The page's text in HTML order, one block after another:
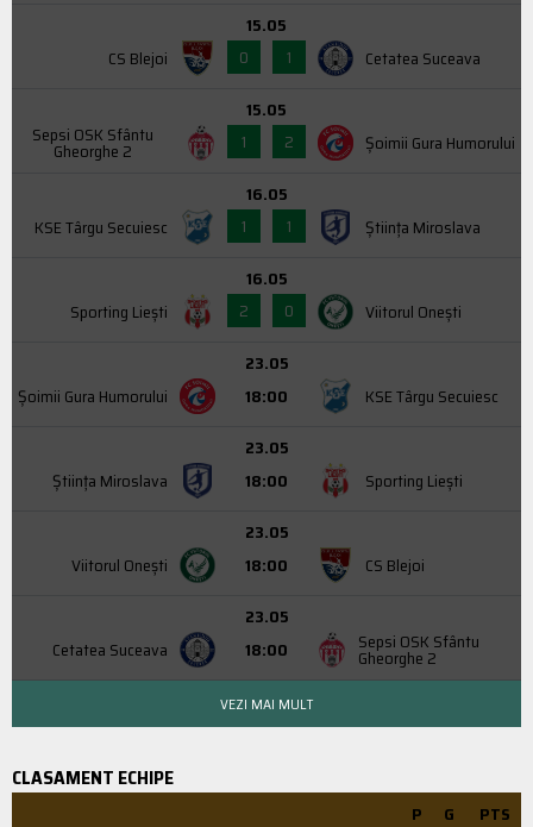
CS Blejoi
15.05
0
1 Cetatea Suceava
Sepsi OSK Sfântu
Gheorghe 2
15.05
1
2 Şoimii Gura Humorului
KSE Târgu Secuiesc
16.05
1
1 Știința Miroslava
Sporting Liești
16.05
2
0 Viitorul Onești
Şoimii Gura Humorului
23.05
18:00
KSE Târgu Secuiesc
Știința Miroslava
23.05
18:00
Sporting Liești
Viitorul Onești
23.05
18:00
CS Blejoi
Cetatea Suceava
23.05
18:00
Sepsi OSK Sfântu
Gheorghe 2
VEZI MAI MULT
CLASAMENT ECHIPE
P G PTS